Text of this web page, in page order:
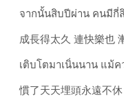
จากนั้นสิบปีผ่าน คนมีกี่
成長得太久 連快樂也
เติบโตมาเนิ่นนาน แม้
慣了天天埋頭永遠不休